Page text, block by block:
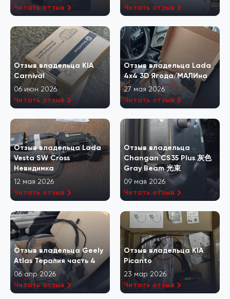
Читать отзыв Читать отзыв
Отзыв владельца KIA
Carnival
06 июн 2026
Читать отзыв
Отзыв владельца Lada
4x4 3D Ягода/МАЛИна
27 мая 2026
Читать отзыв
Отзыв владельца Lada
Vesta SW Cross
Невидимка
12 мая 2026
Читать отзыв
Отзыв владельца
Changan CS35 Plus 灰色
Gray Beam 光束
09 мая 2026
Читать отзыв
Отзыв владельца Geely
Atlas Терапия часть 4
06 апр 2026
Читать отзыв
Отзыв владельца KIA
Picanto
23 мар 2026
Читать отзыв